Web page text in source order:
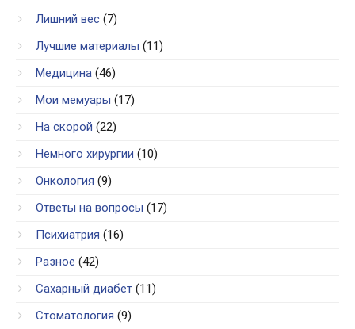
Лишний вес (7)
Лучшие материалы (11)
Медицина (46)
Мои мемуары (17)
На скорой (22)
Немного хирургии (10)
Онкология (9)
Ответы на вопросы (17)
Психиатрия (16)
Разное (42)
Сахарный диабет (11)
Стоматология (9)